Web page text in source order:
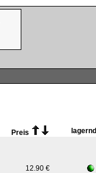
Preis lagernd
12.90 €